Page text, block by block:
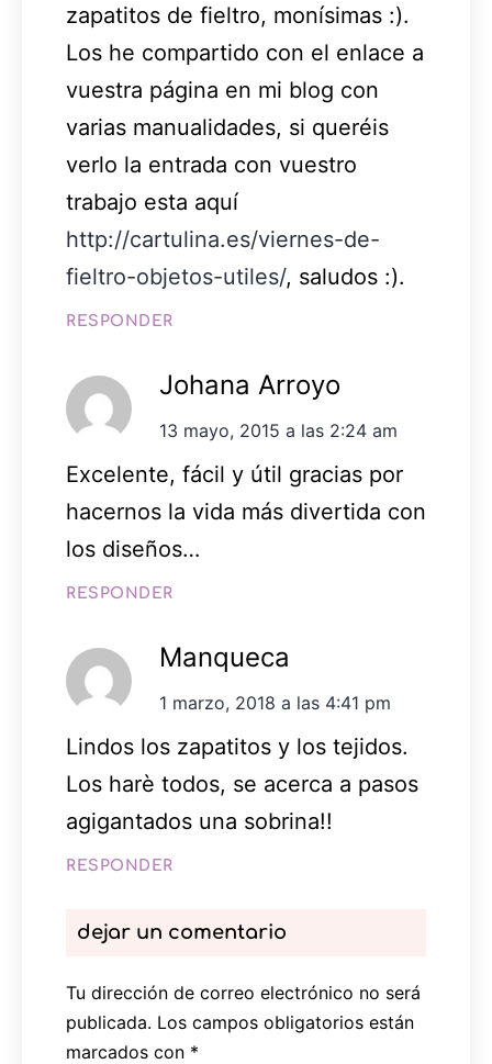
zapatitos de fieltro, monísimas :).
Los he compartido con el enlace a
vuestra página en mi blog con
varias manualidades, si queréis
verlo la entrada con vuestro
trabajo esta aquí
http://cartulina.es/viernes-de-
fieltro-objetos-utiles/, saludos :).
RESPONDER
Johana Arroyo
13 mayo, 2015 a las 2:24 am
Excelente, fácil y útil gracias por
hacernos la vida más divertida con
los diseños…
RESPONDER
Manqueca
1 marzo, 2018 a las 4:41 pm
Lindos los zapatitos y los tejidos.
Los harè todos, se acerca a pasos
agigantados una sobrina!!
RESPONDER
dejar un comentario
Tu dirección de correo electrónico no será
publicada. Los campos obligatorios están
marcados con *